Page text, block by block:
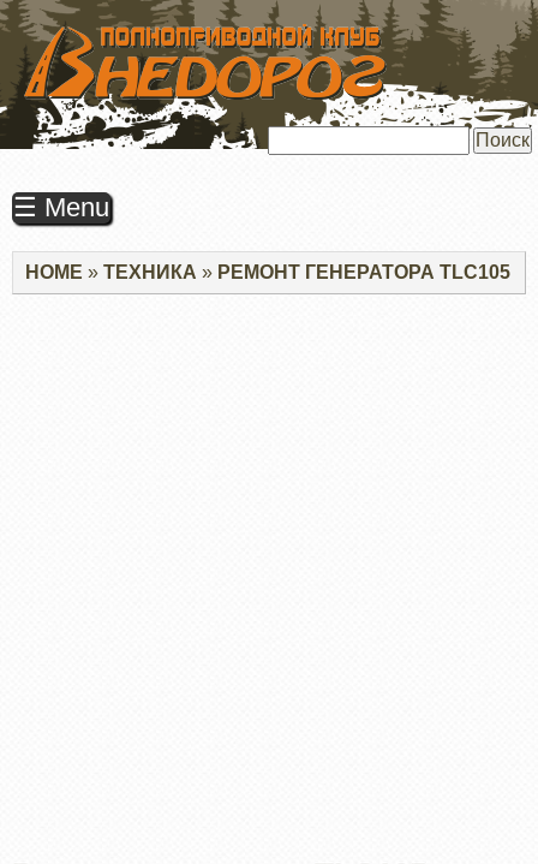
ПЕРЕЙТИ
ОСНОВНОМУ
СОДЕРЖАНИЮ
☰ Menu
Строка
навигации
HOME ТЕХНИКА РЕМОНТ ГЕНЕРАТОРА TLC105